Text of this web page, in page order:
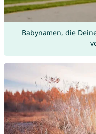
Babynamen, die